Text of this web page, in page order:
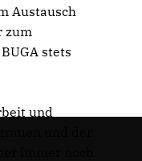
Austausch
zum
stets
und
immer noch